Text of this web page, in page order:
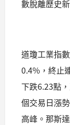
數脫離歷史
道瓊工業指
0.4%，終止
下跌6.23點
個交易日漲
高峰。那斯